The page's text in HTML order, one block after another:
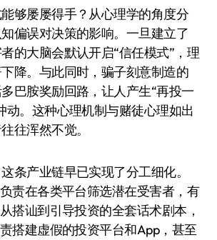
够屡屡得手？从心理学的角度分
偏误对决策的影响。一旦建立了
的大脑会默认开启“信任模式”，理
降。与此同时，骗子刻意制造的
巴胺奖励回路，让人产生“再投一
动。这种心理机制与赌徒心理如出
往浑然不觉。
条产业链早已实现了分工细化。
责在各类平台筛选潜在受害者，有
搭讪到引导投资的全套话术剧本，
搭建虚假的投资平台和App，甚至